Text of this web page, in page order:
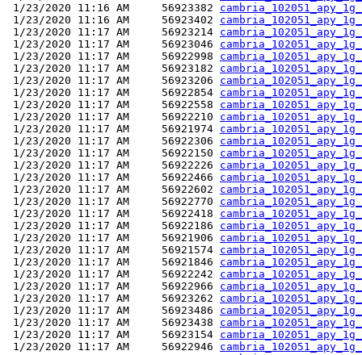
1/23/2020 11:16 AM     56923382
1/23/2020 11:16 AM     56923402
1/23/2020 11:17 AM     56923214
1/23/2020 11:17 AM     56923046
1/23/2020 11:17 AM     56922998
1/23/2020 11:17 AM     56923182
1/23/2020 11:17 AM     56923206
1/23/2020 11:17 AM     56922854
1/23/2020 11:17 AM     56922558
1/23/2020 11:17 AM     56922210
1/23/2020 11:17 AM     56921974
1/23/2020 11:17 AM     56922306
1/23/2020 11:17 AM     56922150
1/23/2020 11:17 AM     56922226
1/23/2020 11:17 AM     56922466
1/23/2020 11:17 AM     56922602
1/23/2020 11:17 AM     56922770
1/23/2020 11:17 AM     56922418
1/23/2020 11:17 AM     56922186
1/23/2020 11:17 AM     56921906
1/23/2020 11:17 AM     56921574
1/23/2020 11:17 AM     56921846
1/23/2020 11:17 AM     56922242
1/23/2020 11:17 AM     56922966
1/23/2020 11:17 AM     56923262
1/23/2020 11:17 AM     56923486
1/23/2020 11:17 AM     56923438
1/23/2020 11:17 AM     56923154
1/23/2020 11:17 AM     56922946